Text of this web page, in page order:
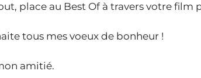
place au Best Of à travers votre film
tous mes voeux de bonheur !
amitié.